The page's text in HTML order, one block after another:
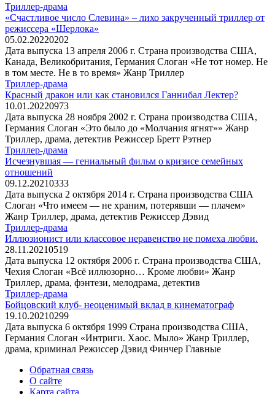
Триллер-драма
«Счастливое число Слевина» – лихо закрученный триллер от
режиссера «Шерлока»
05.02.20220202
Дата выпуска 13 апреля 2006 г. Страна производства США,
Канада, Великобритания, Германия Слоган «Не тот номер. Не
в том месте. Не в то время» Жанр Триллер
Триллер-драма
Красный дракон или как становился Ганнибал Лектер?
10.01.20220973
Дата выпуска 28 ноября 2002 г. Страна производства США,
Германия Слоган «Это было до «Молчания ягнят»» Жанр
Триллер, драма, детектив Режиссер Бретт Рэтнер
Триллер-драма
Исчезнувшая — гениальный фильм о кризисе семейных
отношений
09.12.20210333
Дата выпуска 2 октября 2014 г. Страна производства США
Слоган «Что имеем — не храним, потерявши — плачем»
Жанр Триллер, драма, детектив Режиссер Дэвид
Триллер-драма
Иллюзионист или классовое неравенство не помеха любви.
28.11.20210519
Дата выпуска 12 октября 2006 г. Страна производства США,
Чехия Слоган «Всё иллюзорно… Кроме любви» Жанр
Триллер, драма, фэнтези, мелодрама, детектив
Триллер-драма
Бойцовский клуб- неоценимый вклад в кинематограф
19.10.20210299
Дата выпуска 6 октября 1999 Страна производства США,
Германия Слоган «Интриги. Хаос. Мыло» Жанр Триллер,
драма, криминал Режиссер Дэвид Финчер Главные
Обратная связь
О сайте
Карта сайта